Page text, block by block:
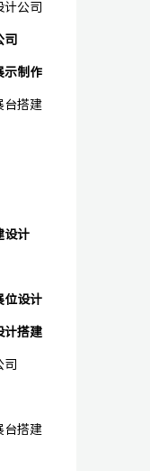
计公司
司
示制作
台搭建
设计
位设计
计搭建
台搭建